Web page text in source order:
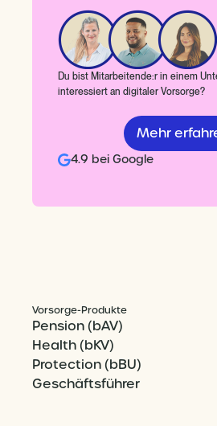
Du bist Mitarbeitende:r in einem
interessiert an digitaler Vorsorge?
Mehr
4.9 bei Google
Vorsorge-Produkte
Pension (bAV)
Health (bKV)
Protection (bBU)
Geschäftsführer